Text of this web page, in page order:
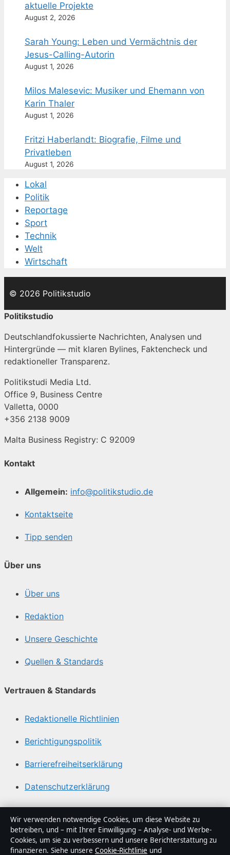
aktuelle Projekte
August 2, 2026
Sarah Young: Leben und Vermächtnis der
Jesus-Calling-Autorin
August 1, 2026
Milos Malesevic: Musiker und Ehemann von
Karin Thaler
August 1, 2026
Fritzi Haberlandt: Biografie, Filme und
Privatleben
August 1, 2026
Lokal
Politik
Reportage
Sport
Technik
Welt
Wirtschaft
© 2026 Politikstudio
Politikstudio
Deutschlandfokussierte Nachrichten, Analysen und
Hintergründe — mit klaren Bylines, Faktencheck und
redaktioneller Transparenz.
Politikstudi Media Ltd.
Office 9, Business Centre
Valletta, 0000
+356 2138 9009
Malta Business Registry: C 92009
Kontakt
Allgemein: info@politikstudio.de
Kontaktseite
Tipp senden
Über uns
Über uns
Redaktion
Unsere Geschichte
Quellen & Standards
Vertrauen & Standards
Redaktionelle Richtlinien
Berichtigungspolitik
Barrierefreiheitserklärung
Datenschutzerklärung
Über Politikstudio in Kürze
Politikstudio ist ein unabhängiger digitaler
Nachrichtenanbieter mit Fokus auf Politik, Wirtschaft,
Wir verwenden notwendige Cookies, um diese Website zu
betreiben, und – mit Ihrer Einwilligung – Analyse- und Werbe-
Cookies, um sie zu verbessern und unsere Berichterstattung zu
finanzieren. Siehe unsere Cookie-Richtlinie und